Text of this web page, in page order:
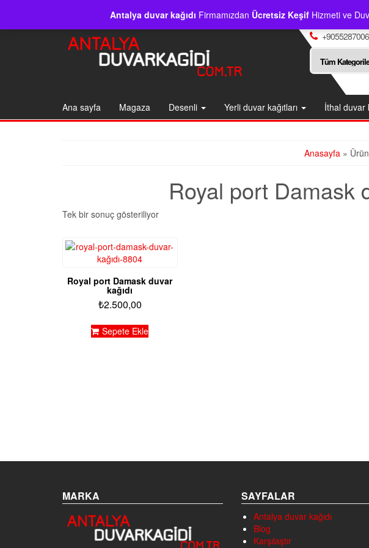
the
Antalya duvar kağıdı Firmamızdan Ücretsiz KeşifHizmeti ve
Ana sayfa Magaza Desenli Yerli duvar kağıtları İthal duvar
Anasayfa »
Royal port Damask
Tek bir sonuç gösteriliyor
Royal port Damask duvar
kağıdı
₺2.500,00
Sepete Ekle
MARKA SAYFALAR
Antalya duvar kağıdı
Blog
Karşılaştır